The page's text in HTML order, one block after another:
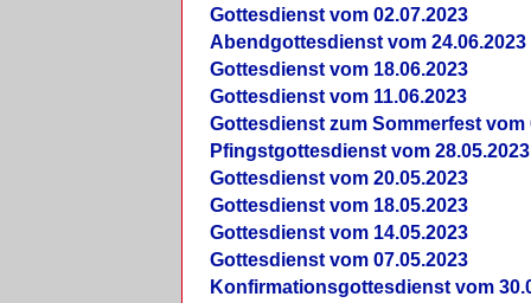
Gottesdienst vom 02.07.2023
Abendgottesdienst vom 24.06.2023
Gottesdienst vom 18.06.2023
Gottesdienst vom 11.06.2023
Gottesdienst zum Sommerfest vom
Pfingstgottesdienst vom 28.05.2023
Gottesdienst vom 20.05.2023
Gottesdienst vom 18.05.2023
Gottesdienst vom 14.05.2023
Gottesdienst vom 07.05.2023
Konfirmationsgottesdienst vom